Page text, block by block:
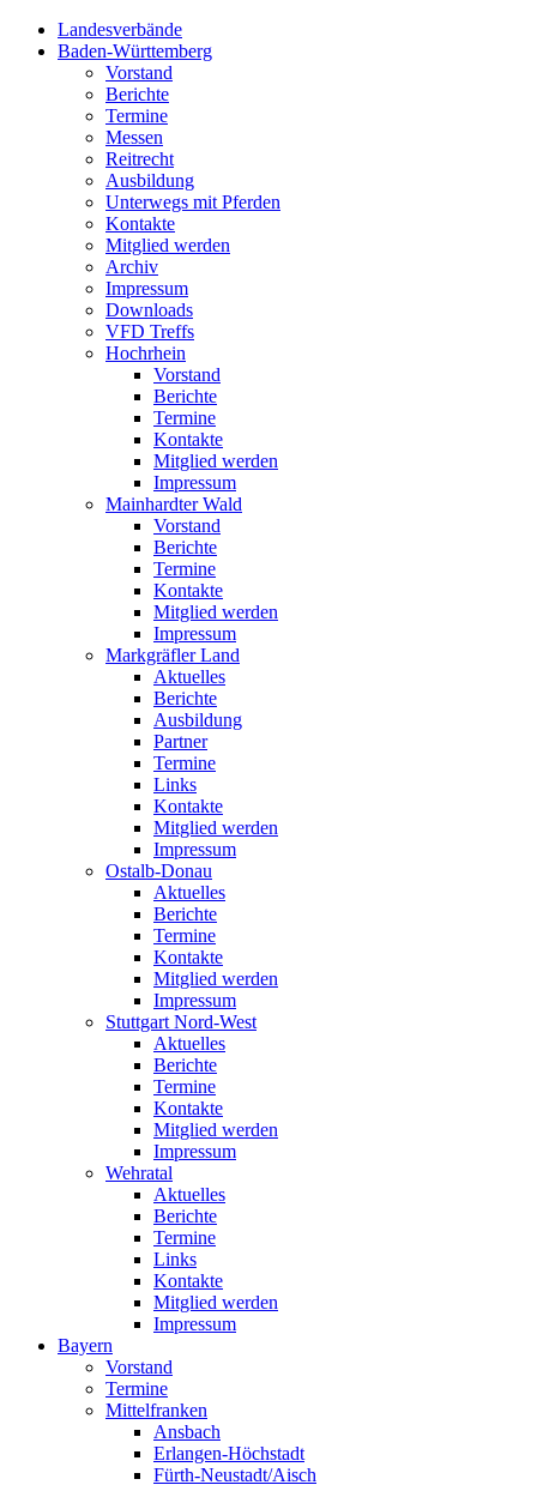
Landesverbände
Baden-Württemberg
Vorstand
Berichte
Termine
Messen
Reitrecht
Ausbildung
Unterwegs mit Pferden
Kontakte
Mitglied werden
Archiv
Impressum
Downloads
VFD Treffs
Hochrhein
Vorstand
Berichte
Termine
Kontakte
Mitglied werden
Impressum
Mainhardter Wald
Vorstand
Berichte
Termine
Kontakte
Mitglied werden
Impressum
Markgräfler Land
Aktuelles
Berichte
Ausbildung
Partner
Termine
Links
Kontakte
Mitglied werden
Impressum
Ostalb-Donau
Aktuelles
Berichte
Termine
Kontakte
Mitglied werden
Impressum
Stuttgart Nord-West
Aktuelles
Berichte
Termine
Kontakte
Mitglied werden
Impressum
Wehratal
Aktuelles
Berichte
Termine
Links
Kontakte
Mitglied werden
Impressum
Bayern
Vorstand
Termine
Mittelfranken
Ansbach
Erlangen-Höchstadt
Fürth-Neustadt/Aisch